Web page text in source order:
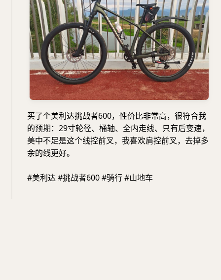
买了个美利达挑战者600，性价比非常高，很符合我
的预期：29寸轮径、桶轴、全内走线、只有后变速，
美中不足是这个线控前叉，我喜欢肩控前叉，去掉多
余的线更好。
#美利达 #挑战者600 #骑行 #山地车